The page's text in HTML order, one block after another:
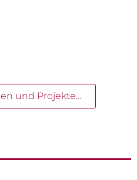
und Projekte...